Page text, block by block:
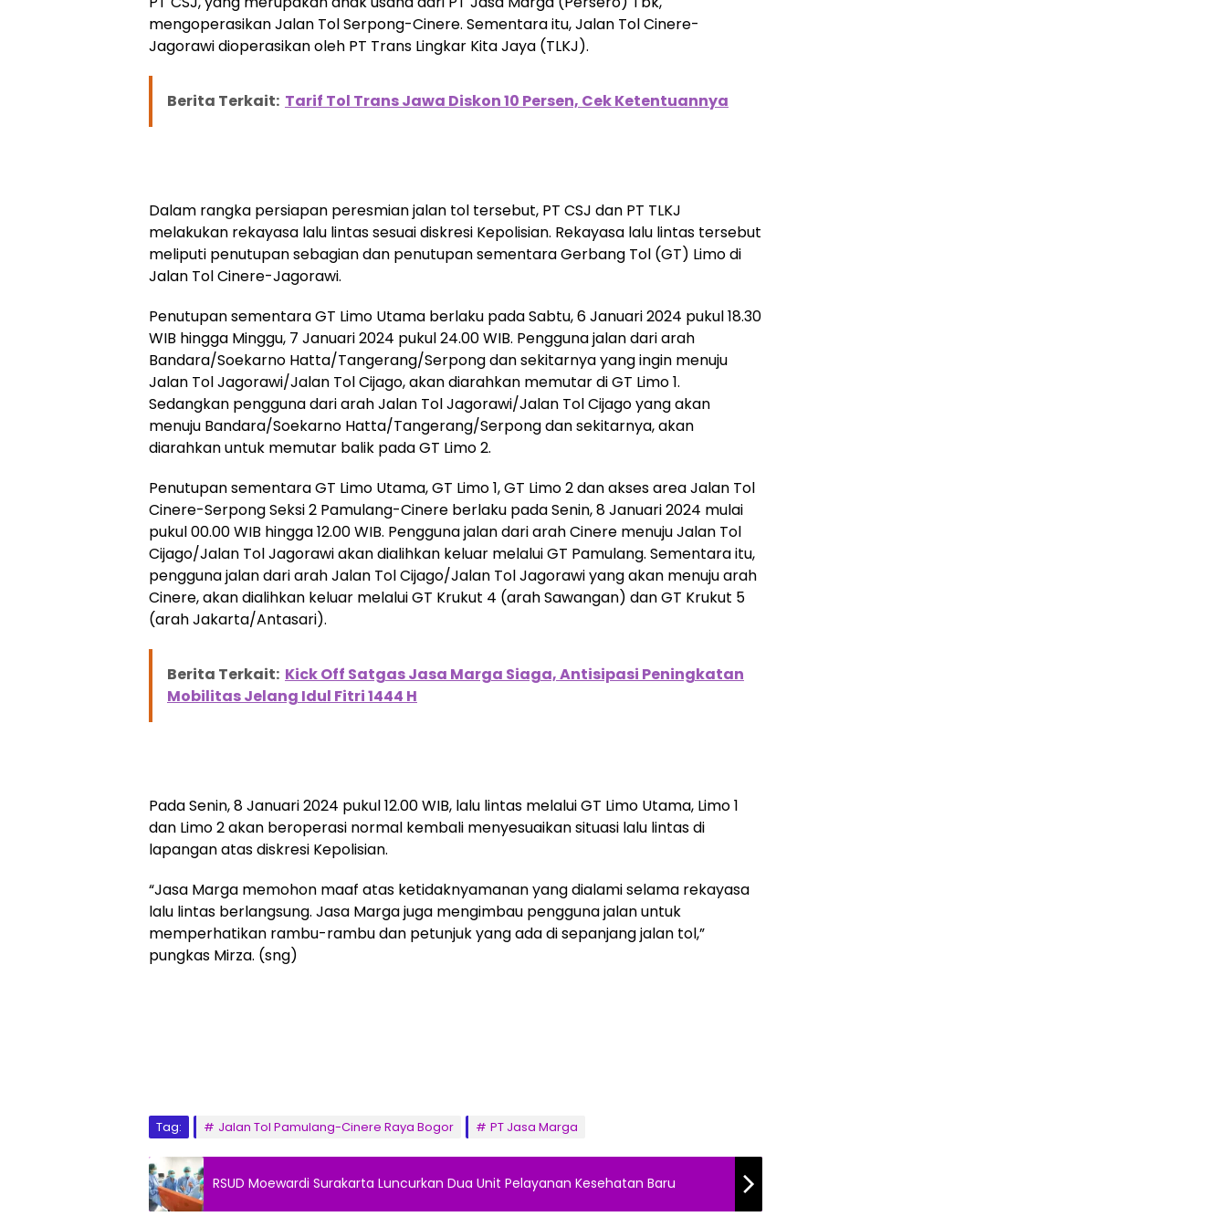
mengoperasikan Jalan Tol Serpong-Cinere. Sementara itu, Jalan Tol Cinere-
Jagorawi dioperasikan oleh PT Trans Lingkar Kita Jaya (TLKJ).
Berita Terkait: Tarif Tol Trans Jawa Diskon 10 Persen, Cek Ketentuannya
Dalam rangka persiapan peresmian jalan tol tersebut, PT CSJ dan PT TLKJ
melakukan rekayasa lalu lintas sesuai diskresi Kepolisian. Rekayasa lalu lintas tersebut
meliputi penutupan sebagian dan penutupan sementara Gerbang Tol (GT) Limo di
Jalan Tol Cinere-Jagorawi.
Penutupan sementara GT Limo Utama berlaku pada Sabtu, 6 Januari 2024 pukul 18.30
WIB hingga Minggu, 7 Januari 2024 pukul 24.00 WIB. Pengguna jalan dari arah
Bandara/Soekarno Hatta/Tangerang/Serpong dan sekitarnya yang ingin menuju
Jalan Tol Jagorawi/Jalan Tol Cijago, akan diarahkan memutar di GT Limo 1.
Sedangkan pengguna dari arah Jalan Tol Jagorawi/Jalan Tol Cijago yang akan
menuju Bandara/Soekarno Hatta/Tangerang/Serpong dan sekitarnya, akan
diarahkan untuk memutar balik pada GT Limo 2.
Penutupan sementara GT Limo Utama, GT Limo 1, GT Limo 2 dan akses area Jalan Tol
Cinere-Serpong Seksi 2 Pamulang-Cinere berlaku pada Senin, 8 Januari 2024 mulai
pukul 00.00 WIB hingga 12.00 WIB. Pengguna jalan dari arah Cinere menuju Jalan Tol
Cijago/Jalan Tol Jagorawi akan dialihkan keluar melalui GT Pamulang. Sementara itu,
pengguna jalan dari arah Jalan Tol Cijago/Jalan Tol Jagorawi yang akan menuju arah
Cinere, akan dialihkan keluar melalui GT Krukut 4 (arah Sawangan) dan GT Krukut 5
(arah Jakarta/Antasari).
Berita Terkait: Kick Off Satgas Jasa Marga Siaga, Antisipasi Peningkatan
Mobilitas Jelang Idul Fitri 1444 H
Pada Senin, 8 Januari 2024 pukul 12.00 WIB, lalu lintas melalui GT Limo Utama, Limo 1
dan Limo 2 akan beroperasi normal kembali menyesuaikan situasi lalu lintas di
lapangan atas diskresi Kepolisian.
“Jasa Marga memohon maaf atas ketidaknyamanan yang dialami selama rekayasa
lalu lintas berlangsung. Jasa Marga juga mengimbau pengguna jalan untuk
memperhatikan rambu-rambu dan petunjuk yang ada di sepanjang jalan tol,”
pungkas Mirza. (sng)
Tag: Jalan Tol Pamulang-Cinere Raya Bogor PT Jasa Marga
RSUD Moewardi Surakarta Luncurkan Dua Unit Pelayanan Kesehatan Baru